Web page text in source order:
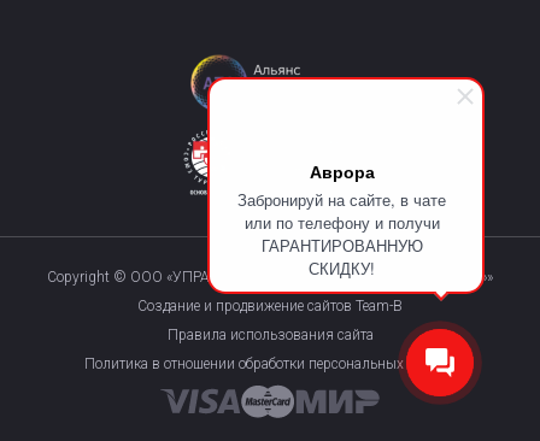
Аврора
Забронируй на сайте, в чате
или по телефону и получи
ГАРАНТИРОВАННУЮ
СКИДКУ!
Copyright © ООО «УПРАВЛЯЮЩАЯ КОМПАНИЯ «КУРОРТМАКС»»
Создание и продвижение сайтов Team-B
Правила использования сайта
Политика в отношении обработки персональных данных